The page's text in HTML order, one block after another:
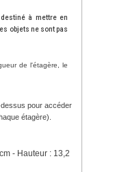
à mettre en
objets ne sont pas
de l'étagère, le
pour accéder
étagère).
- Hauteur : 13,2